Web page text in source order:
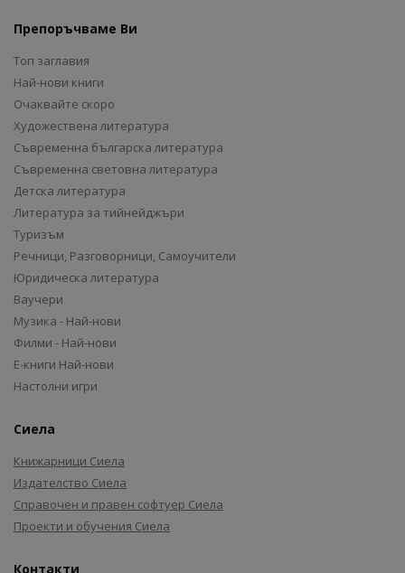
Препоръчваме Ви
Топ заглавия
Най-нови книги
Очаквайте скоро
Художествена литература
Съвременна българска литература
Съвременна световна литература
Детска литература
Литература за тийнейджъри
Туризъм
Речници, Разговорници, Самоучители
Юридическа литература
Ваучери
Музика - Най-нови
Филми - Най-нови
Е-книги Най-нови
Настолни игри
Сиела
Книжарници Сиела
Издателство Сиела
Справочен и правен софтуер Сиела
Проекти и обучения Сиела
Контакти